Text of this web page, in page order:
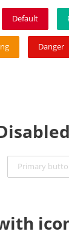
Default
Danger
Primary